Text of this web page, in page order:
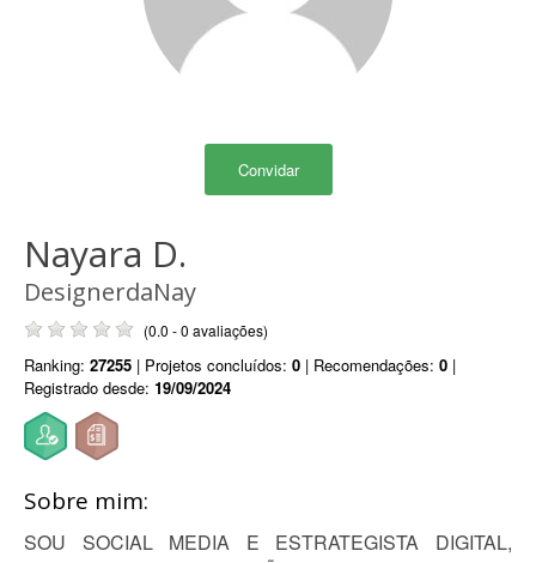
Convidar
Nayara D.
DesignerdaNay
(0.0 - 0 avaliações)
Ranking: 27255 | Projetos concluídos: 0 | Recomendações: 0 |
Registrado desde: 19/09/2024
Sobre mim:
SOU SOCIAL MEDIA E ESTRATEGISTA DIGITAL,